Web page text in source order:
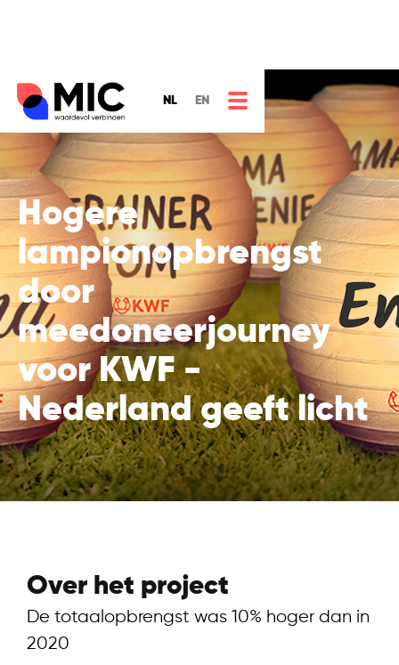
NL EN
Hogere
lampionopbrengst
door
meedoneerjourney
voor KWF -
Nederland geeft licht
Over het project
De totaalopbrengst was 10% hoger dan in
2020